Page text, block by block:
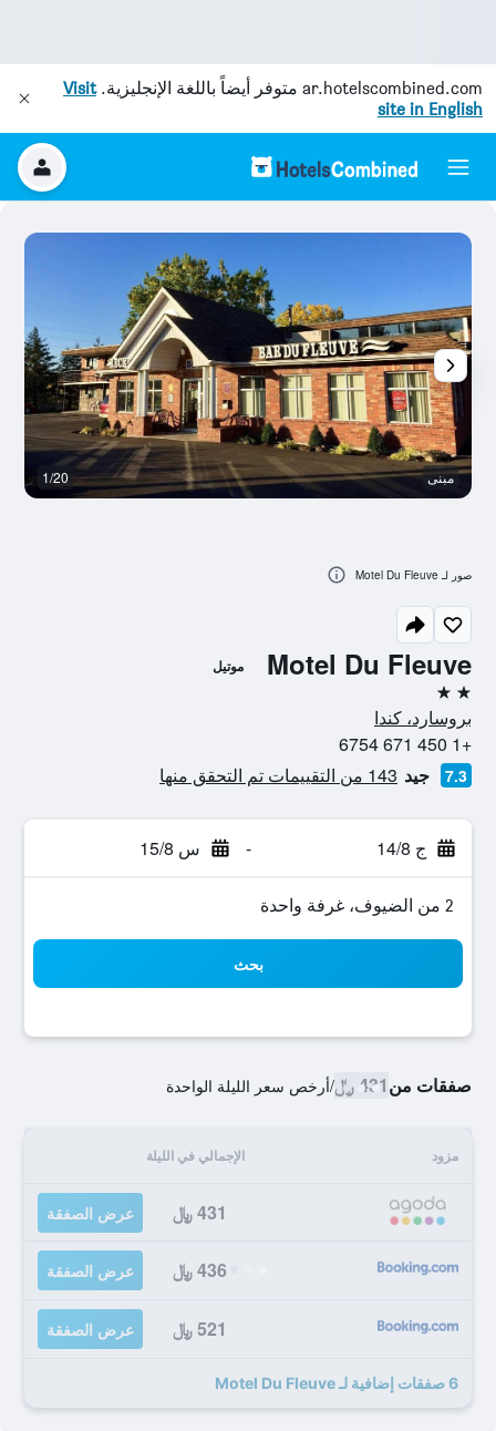
ar.hotelscombined.com متوفر أيضاً باللغة الإنجليزية.Visit
site in English
Motel Du Fleuve موتيل
2 نجمتين
بروسارد، كندا
+1 450 671 6754
7.3 جيد 143 من التقييمات تم التحقق منها
ج 14/8 - س 15/8
2 من الضيوف، غرفة واحدة
بحث
صفقات من431 ﷼ /أرخص سعر الليلة الواحدة
مزود الإجمالي في الليلة
431 ﷼ عرض الصفقة
436 ﷼ عرض الصفقة
521 ﷼ عرض الصفقة
6 صفقات إضافية لـ Motel Du Fleuve
مبنى 1/20
صور لـ Motel Du Fleuve